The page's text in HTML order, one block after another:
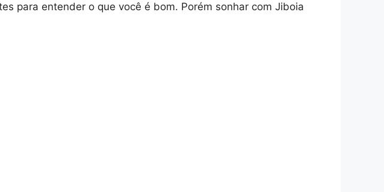
para entender o que você é bom. Porém sonhar com Jiboia